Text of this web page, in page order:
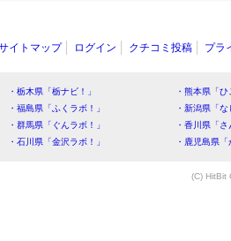
イトマップ ログイン クチコミ投稿 プラ
・栃木県「栃ナビ！」
・熊本県「
・福島県「ふくラボ！」
・新潟県「
・群馬県「ぐんラボ！」
・香川県「
・石川県「金沢ラボ！」
・鹿児島県
(C) HitBit